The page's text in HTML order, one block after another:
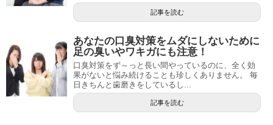
記事を読む
あなたの口臭対策をムダにしないために
足の臭いやワキガにも注意！
口臭対策をず～っと長い間やっているのに、全く効
果がないと悩み続けることも珍しくありません。 毎
日きちんと歯磨きをしているし...
記事を読む